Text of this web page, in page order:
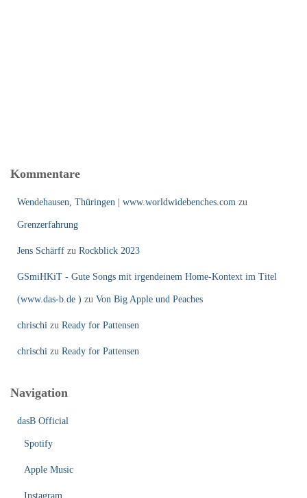
Kommentare
Wendehausen, Thüringen | www.worldwidebenches.com zu
Grenzerfahrung
Jens Schärff zu Rockblick 2023
GSmiHKiT - Gute Songs mit irgendeinem Home-Kontext im Titel
(www.das-b.de ) zu Von Big Apple und Peaches
chrischi zu Ready for Pattensen
chrischi zu Ready for Pattensen
Navigation
dasB Official
Spotify
Apple Music
Instagram